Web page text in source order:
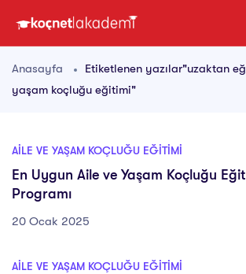
Anasayfa
Etiketlenen yazılar"uzaktan
yaşam koçluğu eğitimi"
AILE VE YAŞAM KOÇLUĞU EĞITIMI
En Uygun Aile ve Yaşam Koçluğu
Programı
20 Ocak 2025
AILE VE YAŞAM KOÇLUĞU EĞITIMI